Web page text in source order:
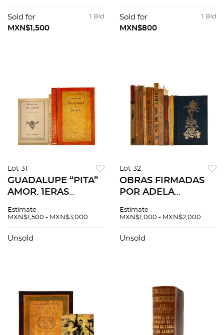
D. FERNANDO Y DA.
ISABEL MADRID,
1 Bid
Sold for
MXN$1,500
D. F., 1923. Obra
póstuma
1 Bid
Sold for
MXN$800
Lot 31
GUADALUPE “PITA”
AMOR. 1ERAS
DÉCIMAS A DIOS
/GALERÍA DE
Estimate
MXN$1,500 - MXN$3,000
Unsold
Lot 32
OBRAS FIRMADAS
POR ADELA
Estimate
MXN$1,000 - MXN$2,000
Unsold